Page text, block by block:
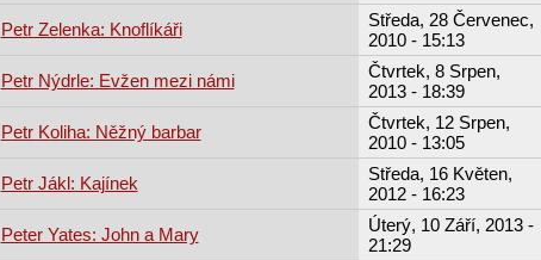
Petr Zelenka: Knoflíkáři
Středa, 28 Červenec,
2010 - 15:13
Petr Nýdrle: Evžen mezi námi
Čtvrtek, 8 Srpen,
2013 - 18:39
Petr Koliha: Něžný barbar
Čtvrtek, 12 Srpen,
2010 - 13:05
Petr Jákl: Kajínek
Středa, 16 Květen,
2012 - 16:23
Peter Yates: John a Mary
Úterý, 10 Září, 2013 -
21:29